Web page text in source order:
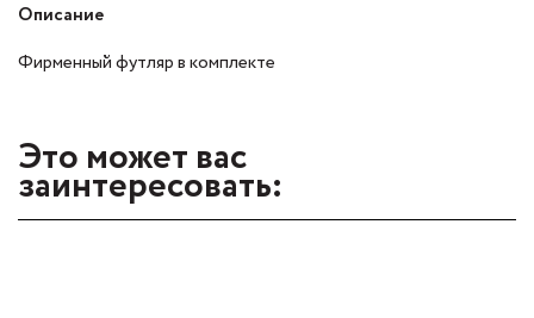
Описание
Фирменный футляр в комплекте
Это может вас
заинтересовать: